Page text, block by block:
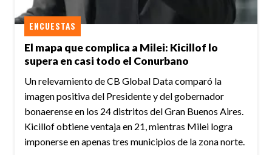
El mapa que complica a Milei: Kicillof lo
supera en casi todo el Conurbano
ENCUESTAS
Un relevamiento de CB Global Data comparó la
imagen positiva del Presidente y del gobernador
bonaerense en los 24 distritos del Gran Buenos Aires.
Kicillof obtiene ventaja en 21, mientras Milei logra
imponerse en apenas tres municipios de la zona norte.